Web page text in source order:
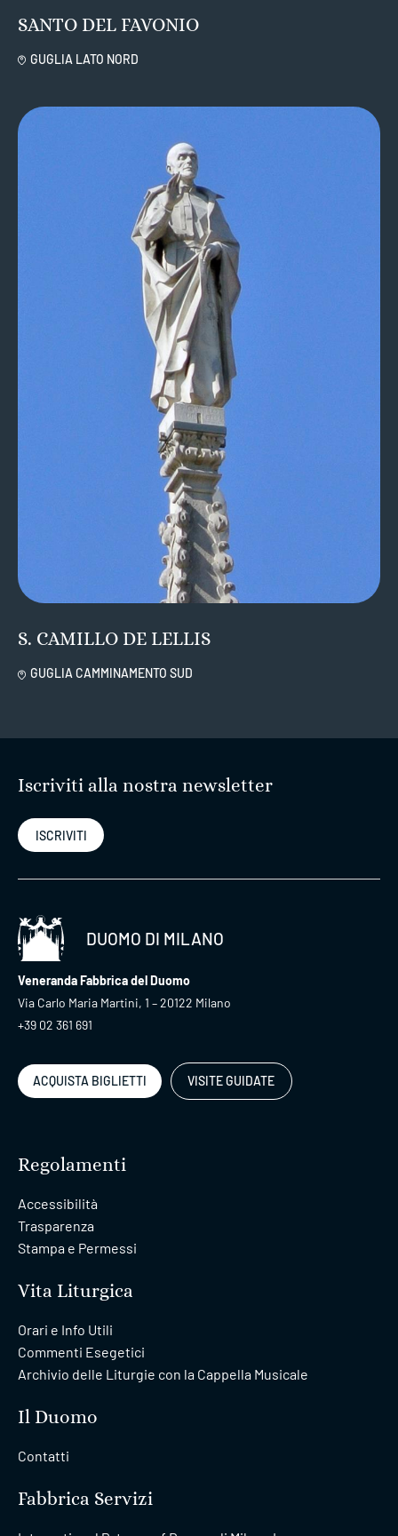
SANTO DEL FAVONIO
GUGLIA LATO NORD
S. CAMILLO DE LELLIS
GUGLIA CAMMINAMENTO SUD
Iscriviti alla nostra newsletter
ISCRIVITI
DUOMO DI MILANO
Veneranda Fabbrica del Duomo
Via Carlo Maria Martini, 1 – 20122 Milano
+39 02 361 691
ACQUISTA BIGLIETTI VISITE GUIDATE
Regolamenti
Accessibilità
Trasparenza
Stampa e Permessi
Vita Liturgica
Orari e Info Utili
Commenti Esegetici
Archivio delle Liturgie con la Cappella Musicale
Il Duomo
Contatti
Fabbrica Servizi